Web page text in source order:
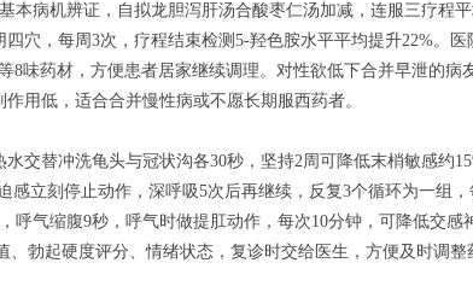
本病机辨证，自拟龙胆泻肝汤合酸枣仁汤加减，连服三疗程平
穴，每周3次，疗程结束检测5-羟色胺水平平均提升22%。医
8味药材，方便患者居家继续调理。对性欲低下合并早泄的病
用低，适合合并慢性病或不愿长期服西药者。
交替冲洗龟头与冠状沟各30秒，坚持2周可降低末梢敏感约
感立刻停止动作，深呼吸5次后再继续，反复3个循环为一组，
呼气缩腹9秒，呼气时做提肛动作，每次10分钟，可降低交感
、勃起硬度评分、情绪状态，复诊时交给医生，方便及时调整